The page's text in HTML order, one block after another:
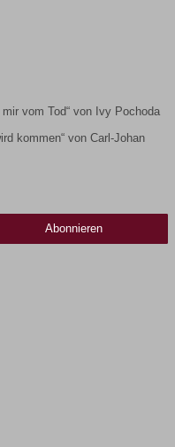
vom Tod“ von Ivy Pochoda
kommen“ von Carl-Johan
Abonnieren